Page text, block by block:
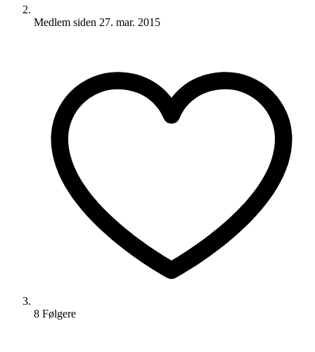
Medlem siden 27. mar. 2015
8 Følgere